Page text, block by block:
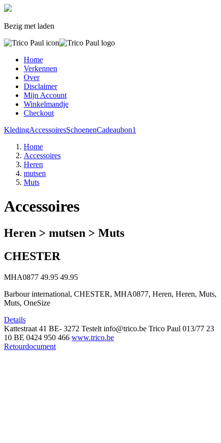
Bezig met laden
Home
Verkennen
Over
Disclaimer
Mijn Account
Winkelmandje
Checkout
KledingAccessoiresSchoenenCadeaubon1
Home
Accessoires
Heren
mutsen
Muts
Accessoires
Heren > mutsen > Muts
CHESTER
MHA0877 49.95 49.95
Barbour international, CHESTER, MHA0877, Heren, Heren, Muts,
Muts, OneSize
Details
Kattestraat 41 BE- 3272 Testelt info@trico.be Trico Paul 013/77 23
10 BE 0424 950 466 www.trico.be
Retourdocument